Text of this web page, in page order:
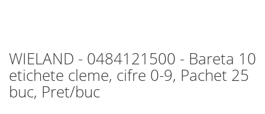
WIELAND - 0484121500 - Bareta 10
etichete cleme, cifre 0-9, Pachet 25
buc, Pret/buc
Skip
to
the
beginning